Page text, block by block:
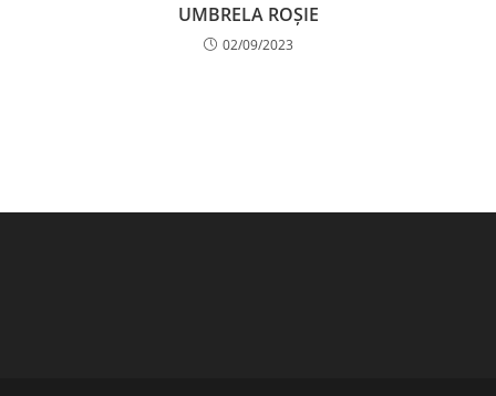
UMBRELA ROȘIE
02/09/2023